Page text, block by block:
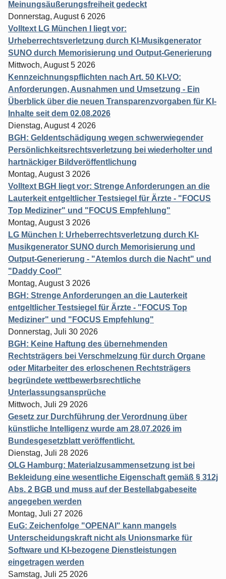
Meinungsäußerungsfreiheit gedeckt
Donnerstag, August 6 2026
Volltext LG München I liegt vor:
Urheberrechtsverletzung durch KI-Musikgenerator
SUNO durch Memorisierung und Output-Generierung
Mittwoch, August 5 2026
Kennzeichnungspflichten nach Art. 50 KI-VO:
Anforderungen, Ausnahmen und Umsetzung - Ein
Überblick über die neuen Transparenzvorgaben für KI-
Inhalte seit dem 02.08.2026
Dienstag, August 4 2026
BGH: Geldentschädigung wegen schwerwiegender
Persönlichkeitsrechtsverletzung bei wiederholter und
hartnäckiger Bildveröffentlichung
Montag, August 3 2026
Volltext BGH liegt vor: Strenge Anforderungen an die
Lauterkeit entgeltlicher Testsiegel für Ärzte - "FOCUS
Top Mediziner" und "FOCUS Empfehlung"
Montag, August 3 2026
LG München I: Urheberrechtsverletzung durch KI-
Musikgenerator SUNO durch Memorisierung und
Output-Generierung - "Atemlos durch die Nacht" und
"Daddy Cool"
Montag, August 3 2026
BGH: Strenge Anforderungen an die Lauterkeit
entgeltlicher Testsiegel für Ärzte - "FOCUS Top
Mediziner" und "FOCUS Empfehlung"
Donnerstag, Juli 30 2026
BGH: Keine Haftung des übernehmenden
Rechtsträgers bei Verschmelzung für durch Organe
oder Mitarbeiter des erloschenen Rechtsträgers
begründete wettbewerbsrechtliche
Unterlassungsansprüche
Mittwoch, Juli 29 2026
Gesetz zur Durchführung der Verordnung über
künstliche Intelligenz wurde am 28.07.2026 im
Bundesgesetzblatt veröffentlicht.
Dienstag, Juli 28 2026
OLG Hamburg: Materialzusammensetzung ist bei
Bekleidung eine wesentliche Eigenschaft gemäß § 312j
Abs. 2 BGB und muss auf der Bestellabgabeseite
angegeben werden
Montag, Juli 27 2026
EuG: Zeichenfolge "OPENAI" kann mangels
Unterscheidungskraft nicht als Unionsmarke für
Software und KI-bezogene Dienstleistungen
eingetragen werden
Samstag, Juli 25 2026